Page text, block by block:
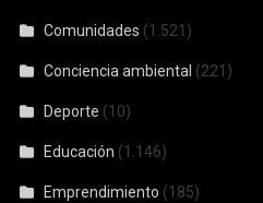
Comunidades (1.521)
Conciencia ambiental (221)
Deporte (10)
Educación (1.146)
Emprendimiento (185)